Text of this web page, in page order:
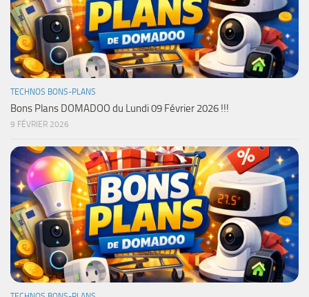
TECHNOS BONS-PLANS
Bons Plans DOMADOO du Lundi 09 Février 2026 !!!
9 FÉVRIER 2026